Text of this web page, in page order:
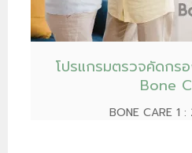
โปรแกรมตรวจคัดกร
Bone
BONE CARE 1